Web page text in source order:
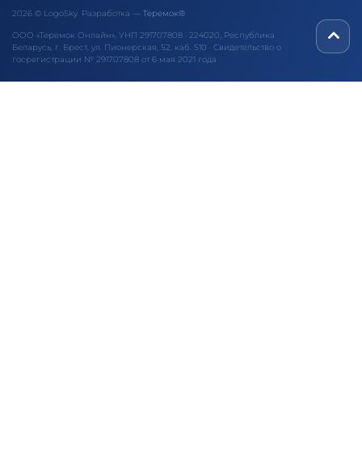
2026 © LogoSky. Разработка — Теремок®
ООО «Теремок Онлайн», УНП 291707808 · 224020, Республика
Беларусь, г. Брест, ул. Пионерская, 52, каб. 510 · Свидетельство о
госрегистрации № 291707808 от 6 мая 2021 года